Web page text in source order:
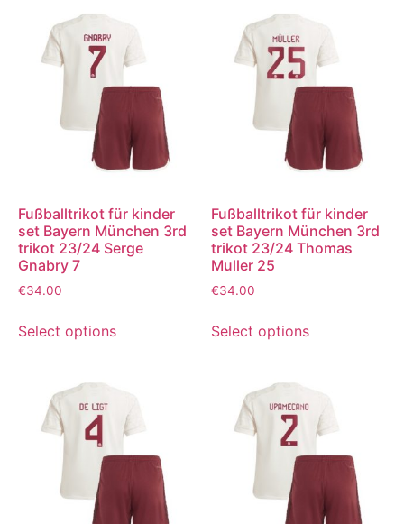
Fußballtrikot für kinder
set Bayern München 3rd
trikot 23/24 Serge
Gnabry 7
€34.00
Select options
Fußballtrikot für kinder
set Bayern München 3rd
trikot 23/24 Thomas
Muller 25
€34.00
Select options